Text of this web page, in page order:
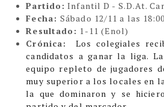
Partido: Infantil D - S.D.At.
Fecha:Sábado 12/11 a las
Resultado: 1-11 (Enol)
Crónica:
Los colegiales
candidatos a ganar la liga.
equipo repleto de jugadores
muy superior a los locales en
la que dominaron y se